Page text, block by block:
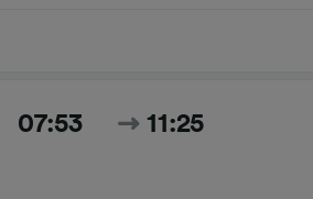
07:53 11:25